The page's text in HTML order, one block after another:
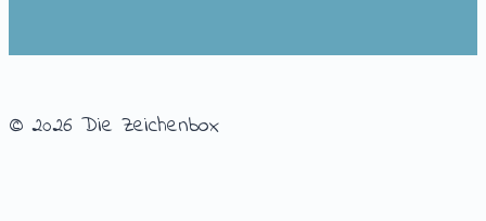
© 2026 Die Zeichenbox